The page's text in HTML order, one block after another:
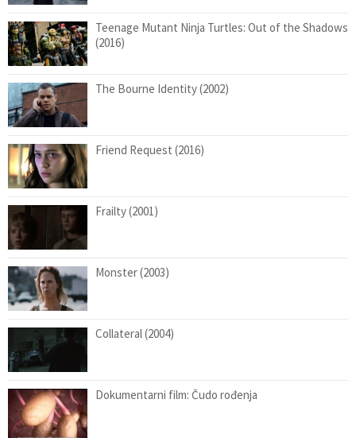
Teenage Mutant Ninja Turtles: Out of the Shadows
(2016)
The Bourne Identity (2002)
Friend Request (2016)
Frailty (2001)
Monster (2003)
Collateral (2004)
Dokumentarni film: Čudo rođenja